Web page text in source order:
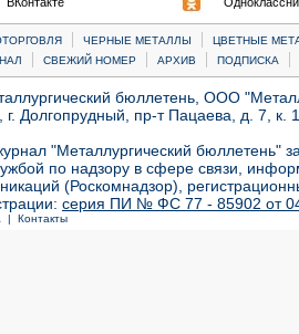
| ЧЕРНЫЕ МЕТАЛЛЫ |
ЦВЕТНЫЕ
| СВЕЖИЙ НОМЕР | АРХИВ | ПОДПИСКА |
бюллетень, ООО
г. Долгопрудный, пр-т Пацаева, д. 7,
"Металлургический бюллетень"
по надзору в сфере связи,
(Роскомнадзор),
серия ПИ № ФС 77 - 85902 от 04
| Контакты